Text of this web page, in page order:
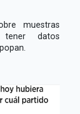
muestras
tener datos